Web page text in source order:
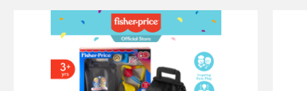
ห้ามแยกชิ้นส่วนออกจากกัน ชิ้นส่วนมีขนาดเล็ก เด็กควรใช้
งานในการดูแลของผู้ปกครอง หรือผู้เชี่ยวชาญ ไม่นำเข้าจมูก